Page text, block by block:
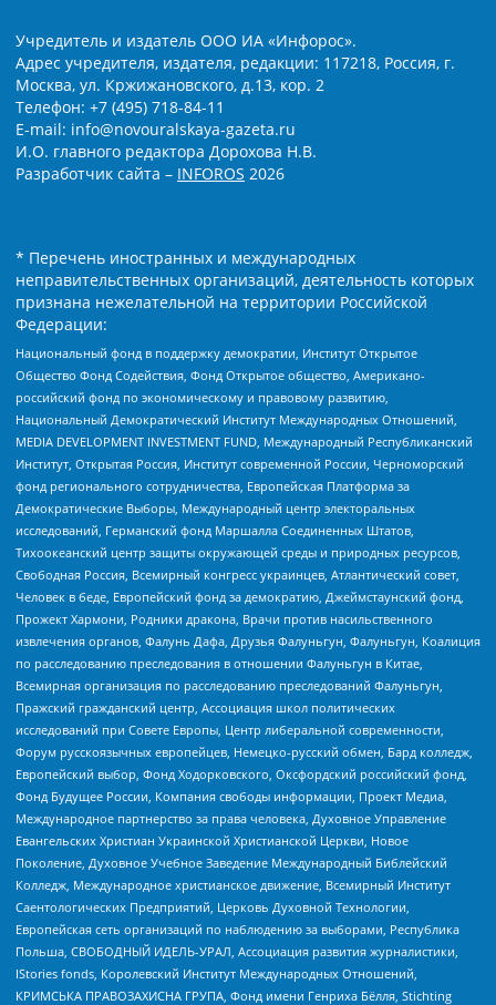
Учредитель и издатель ООО ИА «Инфорос».
Адрес учредителя, издателя, редакции: 117218, Россия, г.
Москва, ул. Кржижановского, д.13, кор. 2
Телефон: +7 (495) 718-84-11
E-mail: info@novouralskaya-gazeta.ru
И.О. главного редактора Дорохова Н.В.
Разработчик сайта – INFOROS 2026
* Перечень иностранных и международных
неправительственных организаций, деятельность которых
признана нежелательной на территории Российской
Федерации:
Национальный фонд в поддержку демократии, Институт Открытое
Общество Фонд Содействия, Фонд Открытое общество, Американо-
российский фонд по экономическому и правовому развитию,
Национальный Демократический Институт Международных Отношений,
MEDIA DEVELOPMENT INVESTMENT FUND, Международный Республиканский
Институт, Открытая Россия, Институт современной России, Черноморский
фонд регионального сотрудничества, Европейская Платформа за
Демократические Выборы, Международный центр электоральных
исследований, Германский фонд Маршалла Соединенных Штатов,
Тихоокеанский центр защиты окружающей среды и природных ресурсов,
Свободная Россия, Всемирный конгресс украинцев, Атлантический совет,
Человек в беде, Европейский фонд за демократию, Джеймстаунский фонд,
Прожект Хармони, Родники дракона, Врачи против насильственного
извлечения органов, Фалунь Дафа, Друзья Фалуньгун, Фалуньгун, Коалиция
по расследованию преследования в отношении Фалуньгун в Китае,
Всемирная организация по расследованию преследований Фалуньгун,
Пражский гражданский центр, Ассоциация школ политических
исследований при Совете Европы, Центр либеральной современности,
Форум русскоязычных европейцев, Немецко-русский обмен, Бард колледж,
Европейский выбор, Фонд Ходорковского, Оксфордский российский фонд,
Фонд Будущее России, Компания свободы информации, Проект Медиа,
Международное партнерство за права человека, Духовное Управление
Евангельских Христиан Украинской Христианской Церкви, Новое
Поколение, Духовное Учебное Заведение Международный Библейский
Колледж, Международное христианское движение, Всемирный Институт
Саентологических Предприятий, Церковь Духовной Технологии,
Европейская сеть организаций по наблюдению за выборами, Республика
Польша, СВОБОДНЫЙ ИДЕЛЬ-УРАЛ, Ассоциация развития журналистики,
IStories fonds, Королевский Институт Международных Отношений,
КРИМСЬКА ПРАВОЗАХИСНА ГРУПА, Фонд имени Генриха Бёлля, Stichting